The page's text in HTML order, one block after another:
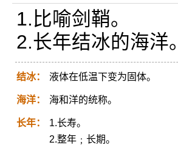
1.比喻剑鞘。
2.长年结冰的海洋。
结冰： 液体在低温下变为固体。
海洋： 海和洋的统称。
长年：
1.长寿。
2.整年﹔长期。